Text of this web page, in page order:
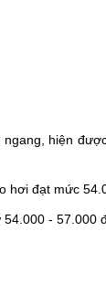
hiện
hơi đạt mức
- 57.000